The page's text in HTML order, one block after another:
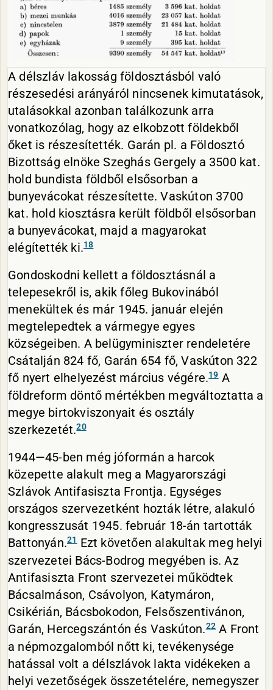
A délszláv lakosság földosztásból való
részesedési arányáról nincsenek kimutatások,
utalásokkal azonban találkozunk arra
vonatkozólag, hogy az elkobzott földekből
őket is részesítették. Garán pl. a Földosztó
Bizottság elnöke Szeghás Gergely a 3500 kat.
hold bundista földből elsősorban a
bunyevácokat részesítette. Vaskúton 3700
kat. hold kiosztásra került földből elsősorban
a bunyevácokat, majd a magyarokat
elégítették ki.18
Gondoskodni kellett a földosztásnál a
telepesekről is, akik főleg Bukovinából
menekültek és már 1945. január elején
megtelepedtek a vármegye egyes
községeiben. A belügyminiszter rendeletére
Csátalján 824 fő, Garán 654 fő, Vaskúton 322
fő nyert elhelyezést március végére.19A
földreform döntő mértékben megváltoztatta a
megye birtokviszonyait és osztály
szerkezetét.20
1944—45-ben még jóformán a harcok
közepette alakult meg a Magyarországi
Szlávok Antifasiszta Frontja. Egységes
országos szervezetként hozták létre, alakuló
kongresszusát 1945. február 18-án tartották
Battonyán.21Ezt követően alakultak meg helyi
szervezetei Bács-Bodrog megyében is. Az
Antifasiszta Front szervezetei működtek
Bácsalmáson, Csávolyon, Katymáron,
Csikérián, Bácsbokodon, Felsőszentivánon,
Garán, Hercegszántón és Vaskúton.22 A Front
a népmozgalomból nőtt ki, tevékenysége
hatással volt a délszlávok lakta vidékeken a
helyi vezetőségek összetételére, nemegyszer